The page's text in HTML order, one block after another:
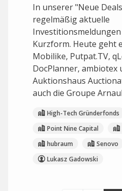
In unserer "Neue
regelmäßig aktuelle
Kurzform. Heute geht
Mobilike, Putpat.TV,
DocPlanner, ambiotex
Auktionshaus
auch die Groupe
High-Tech Gründerfonds
Point Nine Capital
hubraum
Senovo
Lukasz Gadowski